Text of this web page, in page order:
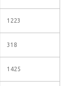
1223
318
1425